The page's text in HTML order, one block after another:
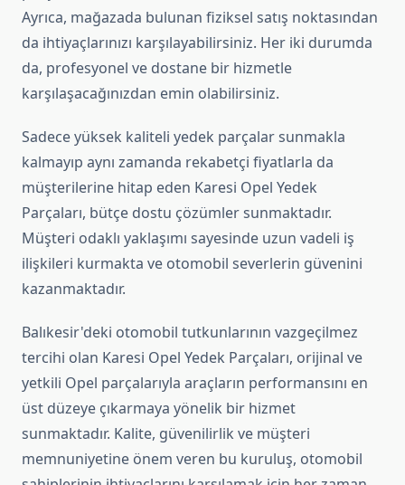
Ayrıca, mağazada bulunan fiziksel satış noktasından
da ihtiyaçlarınızı karşılayabilirsiniz. Her iki durumda
da, profesyonel ve dostane bir hizmetle
karşılaşacağınızdan emin olabilirsiniz.
Sadece yüksek kaliteli yedek parçalar sunmakla
kalmayıp aynı zamanda rekabetçi fiyatlarla da
müşterilerine hitap eden Karesi Opel Yedek
Parçaları, bütçe dostu çözümler sunmaktadır.
Müşteri odaklı yaklaşımı sayesinde uzun vadeli iş
ilişkileri kurmakta ve otomobil severlerin güvenini
kazanmaktadır.
Balıkesir'deki otomobil tutkunlarının vazgeçilmez
tercihi olan Karesi Opel Yedek Parçaları, orijinal ve
yetkili Opel parçalarıyla araçların performansını en
üst düzeye çıkarmaya yönelik bir hizmet
sunmaktadır. Kalite, güvenilirlik ve müşteri
memnuniyetine önem veren bu kuruluş, otomobil